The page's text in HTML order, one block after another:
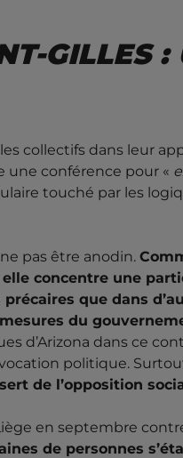
GILLES :
collectifs dans leur
une conférence pour «
touché par les
pas être anodin.
concentre une
que dans
du
d’Arizona dans ce
politique.
de l’opposition
en septembre
de personnes